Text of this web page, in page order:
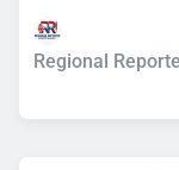
Regional